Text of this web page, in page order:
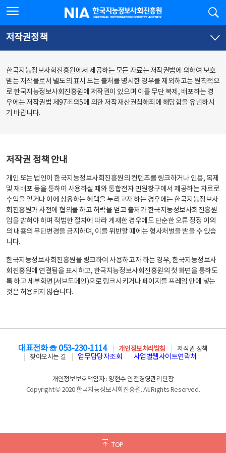
문
로
가
체
뉴
바
가
한국지능정보사회진흥원
저작권정책
한국지능정보사회진흥원에서 제공하는 모든 자료는 저작권법에 의하여 보호
받는 저작물로서 별도의 표시 도는 출처를 명시한 경우를 제외하고는 원칙적으
로 한국지능정보사회진흥원에 저작권이 있으며 이를 무단 복제, 배포하는 경
우에는 저작권법 제97조의5에 의한 저작재산권침해죄에 해당함을 유념하시
기 바랍니다.
저작권 정책 안내
개인 또는 법인이 한국지능정보사회진흥원의 컨텐츠를 링크하거나 인용, 복제
및 재배포 등을 통하여 사용하실 때와 통합전자 민원창구에서 제공하는 자료로
수익을 얻거나 이에 상응하는 혜택을 누리고자 하는 경우에는 한국지능정보사
회진흥원과 사전에 협의를 하고 허락을 얻고 출처가 한국지능정보사회진흥원
임을 밝혀야 하며 적법한 절차에 따라 게재한 경우에도 단순한 오류 정정 이외
의 내용의 무단변경을 금지하며, 이를 위반할 때에는 형사처벌을 받을 수 있습
니다.
한국지능정보사회진흥원을 링크하여 사용하고자 하는 경우, 한국지능정보사
회진흥원에 연결됨을 표시하고, 한국지능정보사회진흥원의 첫 화면을 통하도
록 하고 세부화면(서브도메인)으로 링크시키거나 페이지를 프레임 안에 넣는
것은 허용되지 않습니다.
TOP
대표전화 ☏ 053-230-1114 개인정보처리방침
저작권 정책
찾아오시는 길
업무담당자조회 사업별웹사이트연락처
개인정보보호책임자 : 양현수 안전경영관리단장
Copyright © 2020 한국지능정보사회진흥원. All Rights Reserved.